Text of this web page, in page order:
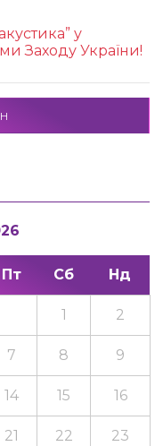
у
Заходу України!
Пт Сб Нд
1 2
7 8 9
14 15 16
21 22 23